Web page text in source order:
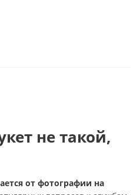
не такой,
от фотографии на